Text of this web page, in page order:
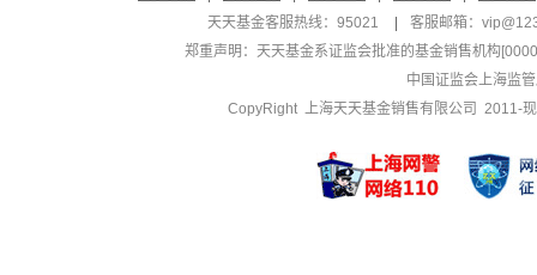
天天基金客服热线：95021
客服邮箱：
郑重声明： 天天基金系证监会批准的基金销售机构
中国证监会上海监
CopyRight 上海天天基金销售有限公司 2011-